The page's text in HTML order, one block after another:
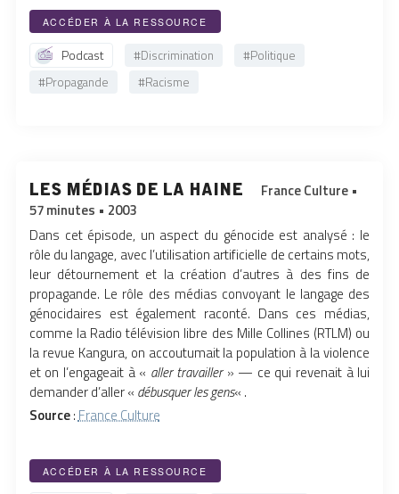
ACCÉDER À LA RESSOURCE
Podcast #Discrimination
#Politique
#Propagande
#Racisme
les médias de la haine
France Culture •
57 minutes • 2003
Dans cet épisode, un aspect du génocide est analysé : le
rôle du langage, avec l’utilisation artificielle de certains mots,
leur détournement et la création d’autres à des fins de
propagande. Le rôle des médias convoyant le langage des
génocidaires est également raconté. Dans ces médias,
comme la Radio télévision libre des Mille Collines (RTLM) ou
la revue Kangura, on accoutumait la population à la violence
et on l’engageait à « aller travailler» — ce qui revenait à lui
demander d’aller « débusquer les gens« .
Source:France Culture
ACCÉDER À LA RESSOURCE